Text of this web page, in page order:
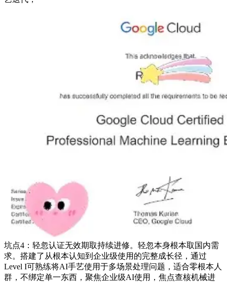
坑点4：轻忽认证无效期取持续进修。轻忽本身根本取国内需
求。搭建了从根本认知到企业级使用的完整成长径，通过
Level I可熟练将AI手艺使用于多场景处理问题，适合零根本人
群，不绑定单一东西，聚焦企业级AI使用，焦点查核机械进